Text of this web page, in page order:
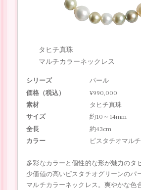
タヒチ真珠
マルチカラーネックレス
シリーズ
パール
価格（税込）
¥990,000
素材
タヒチ真珠
サイズ
約10～14mm
全長
約43cm
カラー
ピスタチオマル
多彩なカラーと個性的な形が魅力のタ
少価値の高いピスタチオグリーンのパ
マルチカラーネックレス。爽やかな色